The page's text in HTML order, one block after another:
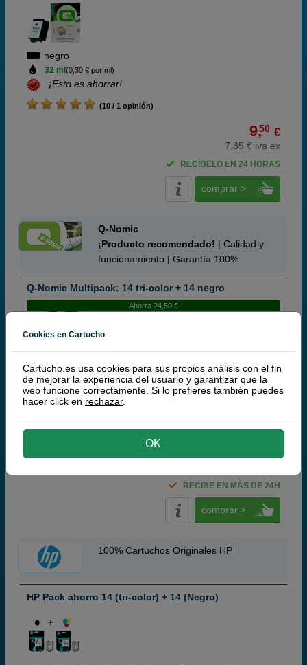
negro
32 ml (0,30 € por ml)
¡Esto es ahorrar!
(10 / 1 opinión)
9,50 €
7,85 € iva ex
RECÍBELO EN 24 HORAS
comprar >
Q-Nomic
¡Producto recomendado! | Calidad y
funcionamiento | Garantía 100%
Q-Nomic Multipack: 14 tri-color + 14 negro
Ahorra 24,50 €
Q-Nomic 14 Cartucho de tinta (C5011D) negro 32 ml
Q-Nomic 14 Cartucho de tinta (C5010DE) tri-color 31 ml
Pack ahorro
RECIBE EN MÁS DE 24H
comprar >
100% Cartuchos Originales HP
HP Pack ahorro 14 (tri-color) + 14 (Negro)
Cookies en Cartucho
Cartucho.es usa cookies para sus propios análisis con el fin
de mejorar la experiencia del usuario y garantizar que la
web funcione correctamente. Si lo prefieres también puedes
hacer click en rechazar.
OK